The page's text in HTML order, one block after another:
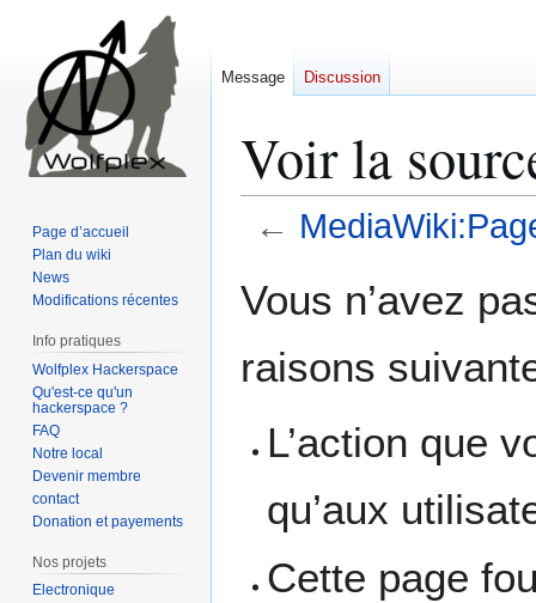
Voir la
←
à
navigation
à
recherche
Vous n’avez
raisons
L’action que
qu’aux
Cette page
Message Discussion
Page d’accueil
Plan du wiki
News
Modifications récentes
Info pratiques
Wolfplex Hackerspace
Qu'est-ce qu'un
hackerspace ?
FAQ
Notre local
Devenir membre
contact
Donation et payements
Nos projets
Electronique